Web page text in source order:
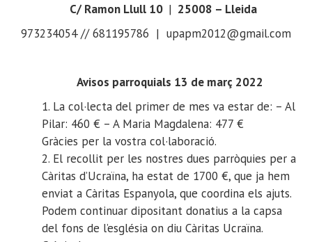
C/ Ramon Llull 10 | 25008 – Lleida
973234054 // 681195786 | upapm2012@gmail.com
Avisos parroquials 13 de març 2022
1. La col·lecta del primer de mes va estar de: – Al
Pilar: 460 € – A Maria Magdalena: 477 €
Gràcies per la vostra col·laboració.
2. El recollit per les nostres dues parròquies per a
Càritas d’Ucraïna, ha estat de 1700 €, que ja hem
enviat a Càritas Espanyola, que coordina els ajuts.
Podem continuar dipositant donatius a la capsa
del fons de l’església on diu Càritas Ucraïna.